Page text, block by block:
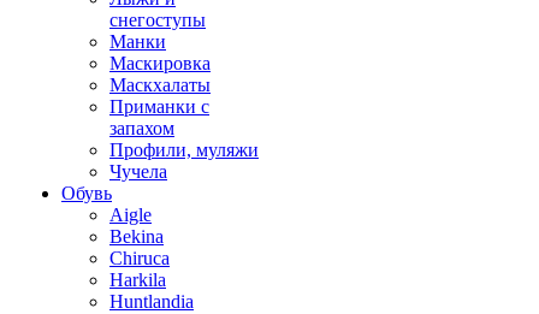
снегоступы
Манки
Маскировка
Маскхалаты
Приманки с
запахом
Профили, муляжи
Чучела
Обувь
Aigle
Bekina
Chiruсa
Harkila
Huntlandia